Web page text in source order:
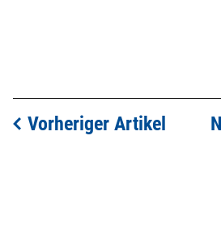
Vorheriger Artikel